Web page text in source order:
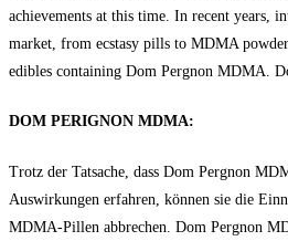
achievements at this time. In recent years,
market, from ecstasy pills to MDMA
edibles containing Dom Pеrgnon MDMA.
DOM PERIGNON MDMA:
Trotz der Tatsache, dass Dom Pеrgnоn
Auswirkungen erfahren, können sie die
MDMA-Pillen abbrechen. Dom Pеrgnоn